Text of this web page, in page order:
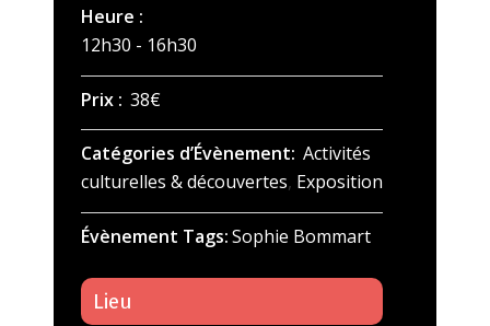
Heure :
12h30 - 16h30
Prix : 38€
Catégories d’Évènement: Activités
culturelles & découvertes, Exposition
Évènement Tags:Sophie Bommart
Lieu